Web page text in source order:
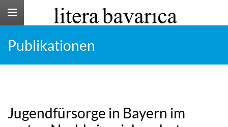
Toggle
Publikationen
Jugendfürsorge in Bayern im